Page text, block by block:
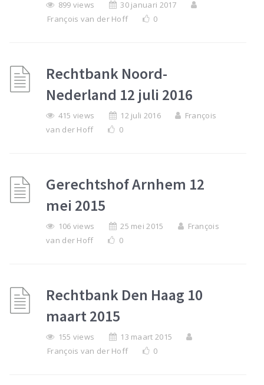
899 views
30 januari 2017
François van der Hoff
0
Rechtbank Noord-
Nederland 12 juli 2016
415 views 12 juli 2016
François
van der Hoff
0
Gerechtshof Arnhem 12
mei 2015
106 views 25 mei 2015
François
van der Hoff
0
Rechtbank Den Haag 10
maart 2015
155 views
13 maart 2015
François van der Hoff
0